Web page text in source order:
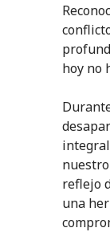
hoy no
reflejo
una